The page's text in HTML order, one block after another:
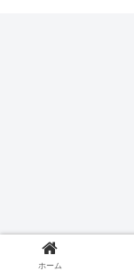
ホーム